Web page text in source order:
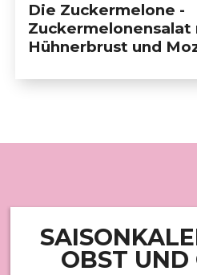
Die Zuckermelone -
Hühnerbrust und
OBST UND